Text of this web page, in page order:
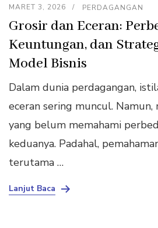
MARET 3, 2026 PERDAGANGAN
Grosir dan Eceran:
Keuntungan, dan
Model Bisnis
Dalam dunia perdagangan,
eceran sering muncul. Namun,
yang belum memahami
keduanya. Padahal,
terutama …
Lanjut Baca